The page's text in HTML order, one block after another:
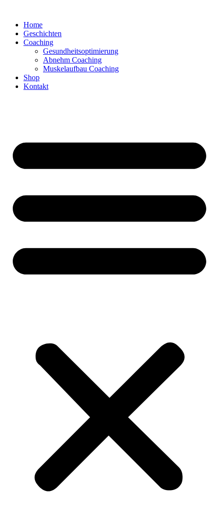
springenHome
Geschichten
Coaching
Gesundheitsoptimierung
Abnehm Coaching
Muskelaufbau Coaching
Shop
Kontakt